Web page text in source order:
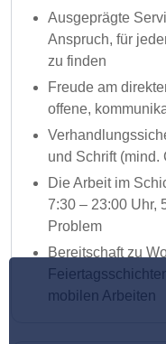
Ausgeprägte
Anspruch, für
zu finden
Freude am
offene,
und Schrift (mind.
Die Arbeit im
7:30 – 23:00 Uhr,
Problem
Bereitschaft zu
mobilen Arbeiten